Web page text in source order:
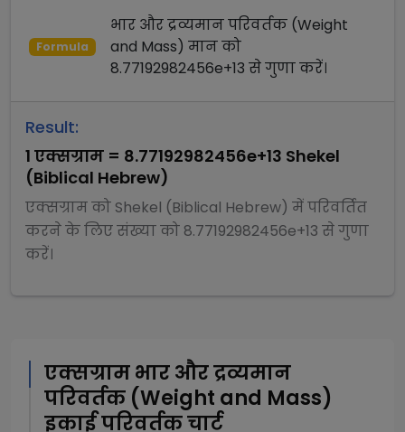
Formula
भार और द्रव्यमान परिवर्तक (Weight
and Mass) मान को
8.77192982456e+13 सेगुणाकरें।
Result:
1 एक्सग्राम = 8.77192982456e+13 Shekel
(Biblical Hebrew)
एक्सग्रामको Shekel (Biblical Hebrew) में परिवर्तित
करने के लिए संख्या को 8.77192982456e+13 सेगुणा
करें।
एक्सग्रामभार और द्रव्यमान
परिवर्तक (Weight and Mass)
इकाई परिवर्तक चार्ट